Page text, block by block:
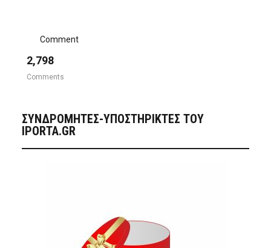
Comment
2,798
Comments
ΣΥΝΔΡΟΜΗΤΈΣ-ΥΠΟΣΤΗΡΙΚΤΈΣ ΤΟΥ
IPORTA.GR